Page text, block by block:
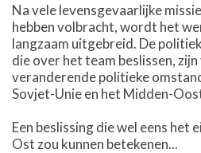
Na vele levensgevaarlijke
hebben volbracht, wordt het
langzaam uitgebreid. De
die over het team beslissen,
veranderende politieke
Sovjet-Unie en het Midden-
Een beslissing die wel eens het
Ost zou kunnen betekenen...